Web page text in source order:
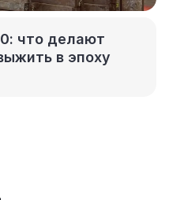
что делают
в эпоху